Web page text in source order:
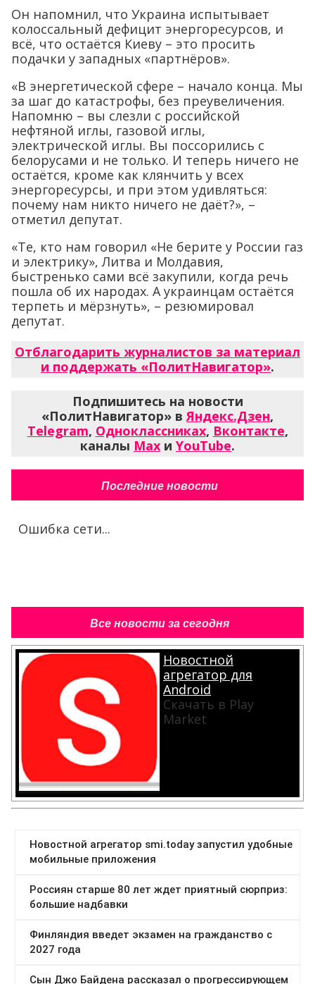
Он напомнил, что Украина испытывает
колоссальный дефицит энергоресурсов, и
всё, что остаётся Киеву – это просить
подачки у западных «партнёров».
«В энергетической сфере – начало конца. Мы
за шаг до катастрофы, без преувеличения.
Напомню – вы слезли с российской
нефтяной иглы, газовой иглы,
электрической иглы. Вы поссорились с
белорусами и не только. И теперь ничего не
остаётся, кроме как клянчить у всех
энергоресурсы, и при этом удивляться:
почему нам никто ничего не даёт?», –
отметил депутат.
«Те, кто нам говорил «Не берите у России газ
и электрику», Литва и Молдавия,
быстренько сами всё закупили, когда речь
пошла об их народах. А украинцам остаётся
терпеть и мёрзнуть», – резюмировал
депутат.
Отблагодарить журналистов за материал
и поддержать «ПолитНавигатор».
Подпишитесь на новости
«ПолитНавигатор» вЯндекс.Дзен,
Telegram, Одноклассниках, Вконтакте,
каналы Max и YouTube.
Последние новости
Ошибка сети...
Все новости за сегодня
Новостной
агрегатор для
Android
Скачать в Play
Market